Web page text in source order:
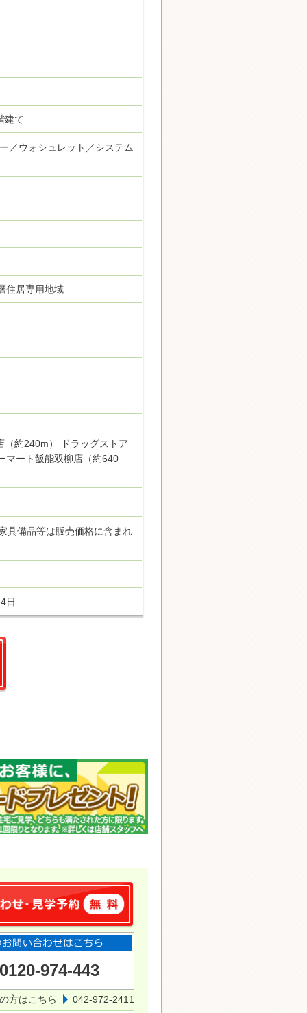
建て
／ウォシュレット／システム
住居専用地域
約240m） ドラッグストア
マート飯能双柳店（約640
具備品等は販売価格に含まれ
日
0120-974-443
方はこちら 042-972-2411